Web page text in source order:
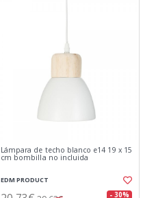
Lámpara de techo blanco e14 19 x 15
cm bombilla no incluida
EDM PRODUCT
- 30%